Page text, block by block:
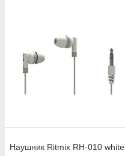
Наушник Ritmix RH-010 white